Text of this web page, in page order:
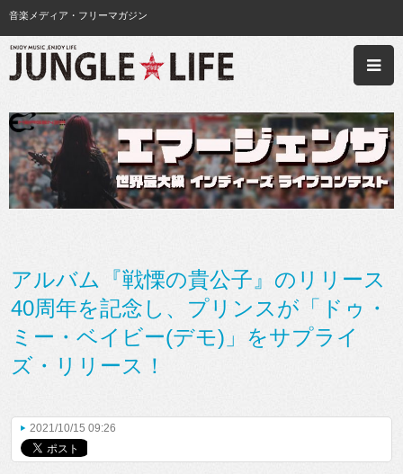
音楽メディア・フリーマガジン
アルバム『戦慄の貴公子』のリリース
40周年を記念し、プリンスが「ドゥ・
ミー・ベイビー(デモ)」をサプライ
ズ・リリース！
2021/10/15 09:26